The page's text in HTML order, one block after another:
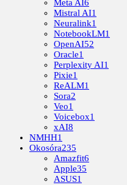
Meta AI6
Mistral AI1
Neuralink1
NotebookLM1
OpenAI52
Oracle1
Perplexity AI1
Pixie1
ReALM1
Sora2
Veo1
Voicebox1
xAI8
NMHH1
Okosóra235
Amazfit6
Apple35
ASUS1